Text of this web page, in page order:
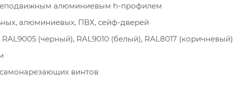
алюминиевым h-профилем
алюминиевых, ПВХ, сейф-дверей
(черный), RAL9010 (белый), RAL8017 (коричневый)
винтов